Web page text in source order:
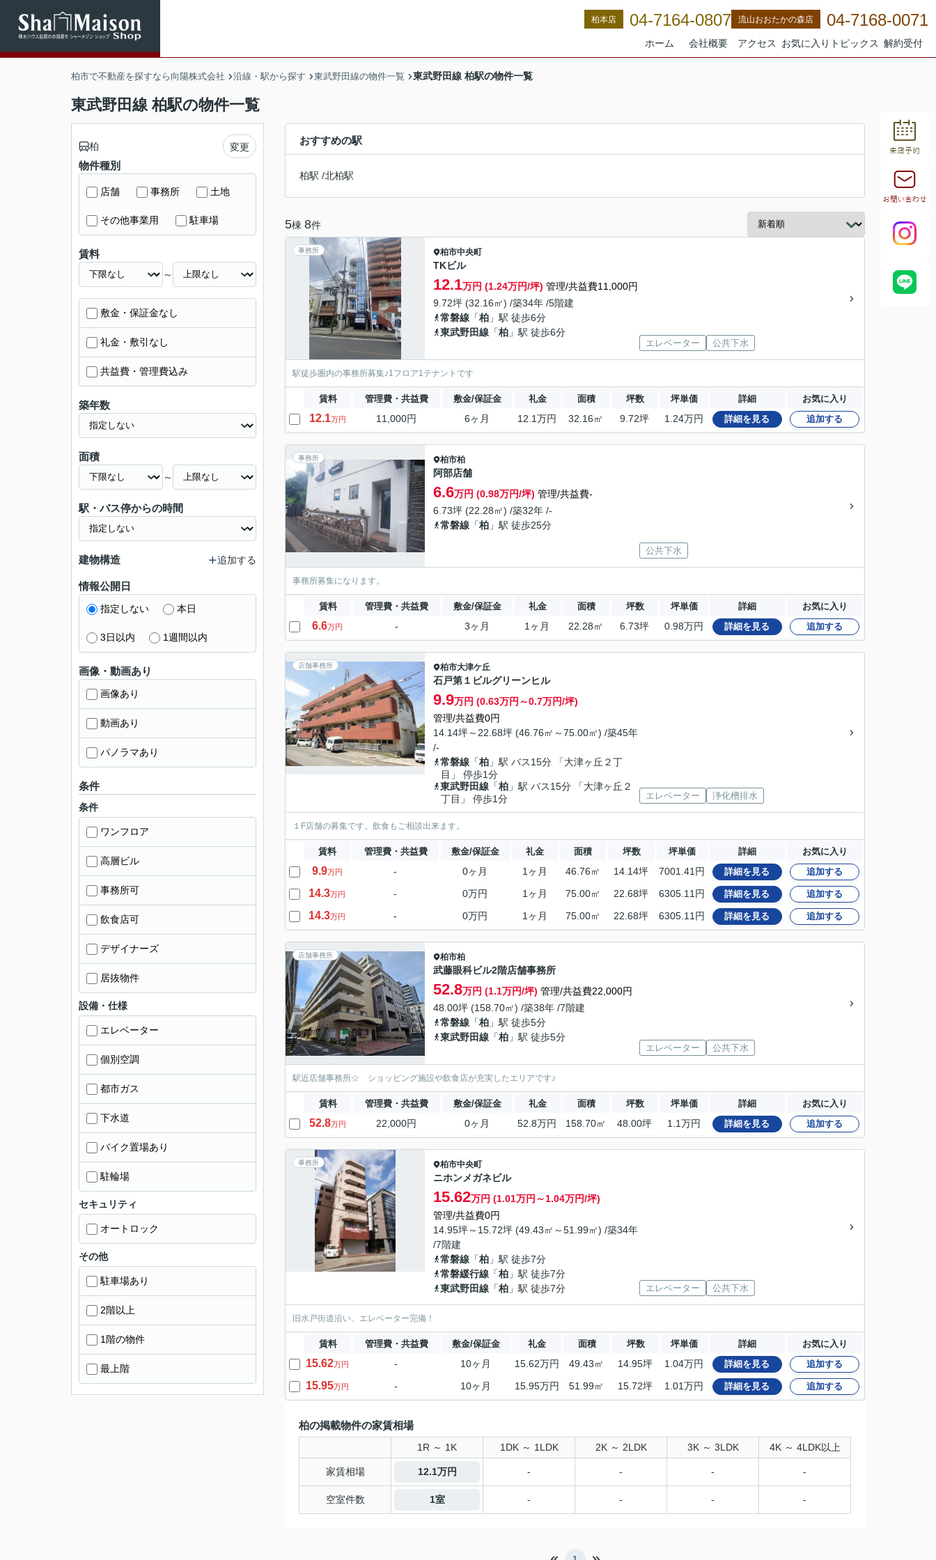
柏本店 04-7164-0807 流山おおたかの森店 04-7168-0071
ホーム 会社概要 アクセス お気に入り トピックス 解約受付
柏市で不動産を探すなら向陽株式会社 沿線・駅から探す 東武野田線の物件一覧 東武野田線 柏駅の物件一覧
東武野田線 柏駅の物件一覧
おすすめの駅
柏駅 /北柏駅
5棟 8件
事務所 柏市中央町
TKビル
12.1万円 (1.24万円/坪) 管理/共益費11,000円
9.72坪 (32.16㎡) /築34年 /5階建
常磐線 「柏 」駅 徒歩6分
東武野田線 「柏 」駅 徒歩6分
エレベーター 公共下水
駅徒歩圏内の事務所募集♪1フロア1テナントです
賃料 管理費・共益費 敷金/保証金 礼金 面積 坪数 坪単価 詳細 お気に入り
12.1万円 11,000円 6ヶ月 12.1万円 32.16㎡ 9.72坪 1.24万円 詳細を見る 追加する
事務所 柏市柏
阿部店舗
6.6万円 (0.98万円/坪) 管理/共益費-
6.73坪 (22.28㎡) /築32年 /-
常磐線 「柏 」駅 徒歩25分
公共下水
事務所募集になります。
賃料 管理費・共益費 敷金/保証金 礼金 面積 坪数 坪単価 詳細 お気に入り
6.6万円 - 3ヶ月 1ヶ月 22.28㎡ 6.73坪 0.98万円 詳細を見る 追加する
店舗事務所 柏市大津ケ丘
石戸第１ビルグリーンヒル
9.9万円 (0.63万円～0.7万円/坪)
管理/共益費0円
14.14坪～22.68坪 (46.76㎡～75.00㎡) /築45年
/-
常磐線 「柏 」駅 バス15分 「大津ヶ丘２丁
目」 停歩1分
東武野田線 「柏 」駅 バス15分 「大津ヶ丘２
丁目」 停歩1分
エレベーター 浄化槽排水
１F店舗の募集です。飲食もご相談出来ます。
賃料 管理費・共益費 敷金/保証金 礼金 面積 坪数 坪単価 詳細 お気に入り
9.9万円 - 0ヶ月 1ヶ月 46.76㎡ 14.14坪 7001.41円 詳細を見る 追加する
14.3万円 - 0万円 1ヶ月 75.00㎡ 22.68坪 6305.11円 詳細を見る 追加する
14.3万円 - 0万円 1ヶ月 75.00㎡ 22.68坪 6305.11円 詳細を見る 追加する
店舗事務所 柏市柏
武藤眼科ビル2階店舗事務所
52.8万円 (1.1万円/坪) 管理/共益費22,000円
48.00坪 (158.70㎡) /築38年 /7階建
常磐線 「柏 」駅 徒歩5分
東武野田線 「柏 」駅 徒歩5分
エレベーター 公共下水
駅近店舗事務所☆ ショッピング施設や飲食店が充実したエリアです♪
賃料 管理費・共益費 敷金/保証金 礼金 面積 坪数 坪単価 詳細 お気に入り
52.8万円 22,000円 0ヶ月 52.8万円 158.70㎡ 48.00坪 1.1万円 詳細を見る 追加する
事務所 柏市中央町
ニホンメガネビル
15.62万円 (1.01万円～1.04万円/坪)
管理/共益費0円
14.95坪～15.72坪 (49.43㎡～51.99㎡) /築34年
/7階建
常磐線 「柏 」駅 徒歩7分
常磐緩行線 「柏 」駅 徒歩7分
東武野田線 「柏 」駅 徒歩7分 エレベーター 公共下水
旧水戸街道沿い、エレベーター完備！
賃料 管理費・共益費 敷金/保証金 礼金 面積 坪数 坪単価 詳細 お気に入り
15.62万円 - 10ヶ月 15.62万円 49.43㎡ 14.95坪 1.04万円 詳細を見る 追加する
15.95万円 - 10ヶ月 15.95万円 51.99㎡ 15.72坪 1.01万円 詳細を見る 追加する
柏の掲載物件の家賃相場
1R ～ 1K 1DK ～ 1LDK 2K ～ 2LDK 3K ～ 3LDK 4K ～ 4LDK以上
家賃相場 12.1万円 - - - -
空室件数 1室 - - - -
柏 変更
物件種別
店舗 事務所 土地
その他事業用 駐車場
賃料
～
敷金・保証金なし
礼金・敷引なし
共益費・管理費込み
築年数
面積
～
駅・バス停からの時間
建物構造 追加する
情報公開日
指定しない 本日
3日以内 1週間以内
画像・動画あり
画像あり
動画あり
パノラマあり
条件
条件
ワンフロア
高層ビル
事務所可
飲食店可
デザイナーズ
居抜物件
設備・仕様
エレベーター
個別空調
都市ガス
下水道
バイク置場あり
駐輪場
セキュリティ
オートロック
その他
駐車場あり
2階以上
1階の物件
最上階